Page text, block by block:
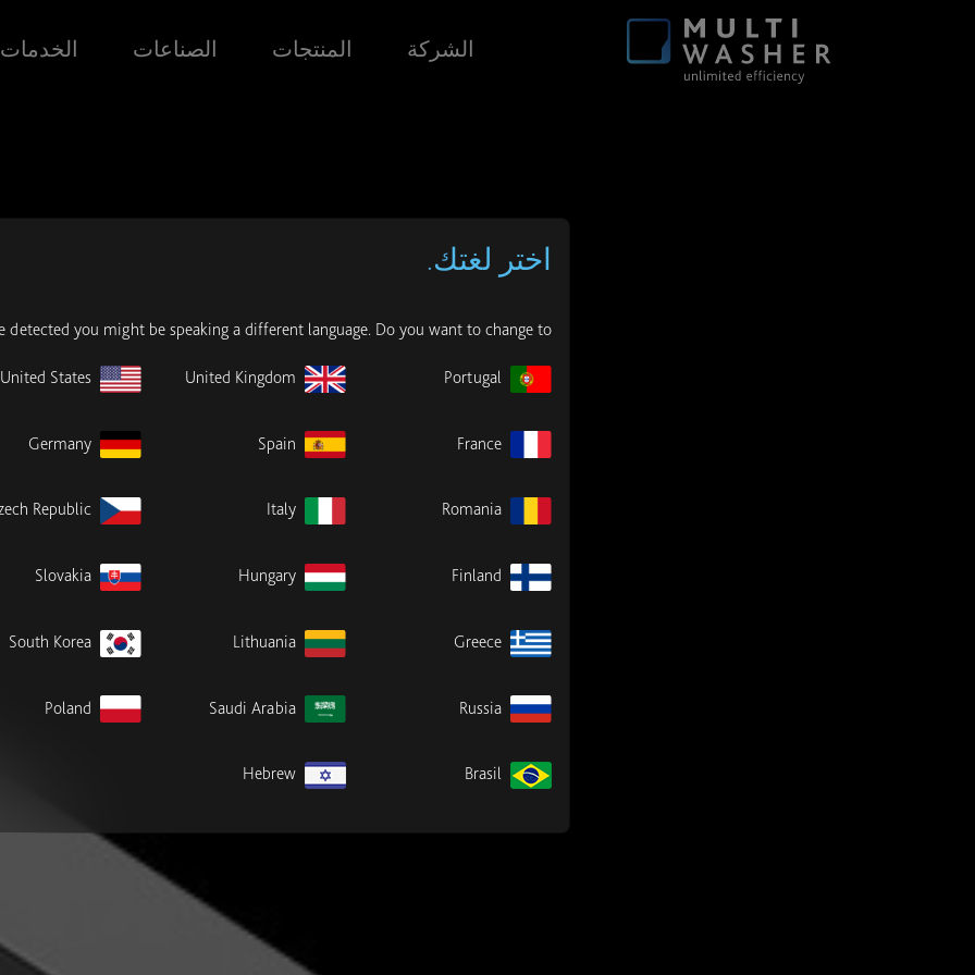
الشركة المنتجات الصناعات الخدمات
اختر لغتك.
detected you might be speaking a different language. Do you want to change to:
Portugal
United Kingdom
United States
France
Spain
Germany
Romania
Italy
Republic
Finland
Hungary
Slovakia
Greece
Lithuania
South Korea
Russia
Saudi Arabia
Poland
Brasil
Hebrew